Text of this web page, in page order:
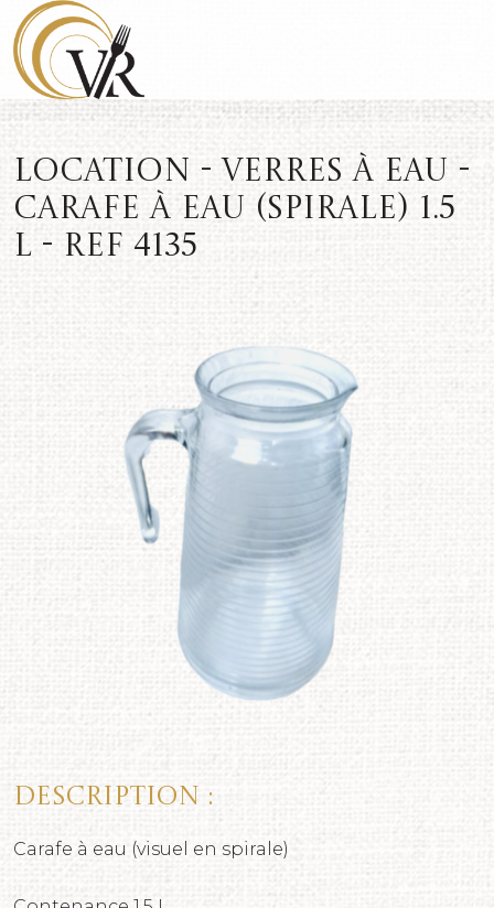
Location - Verres à eau -
Carafe à eau (spirale) 1.5
L - REF 4135
Description :
Carafe à eau (visuel en spirale)